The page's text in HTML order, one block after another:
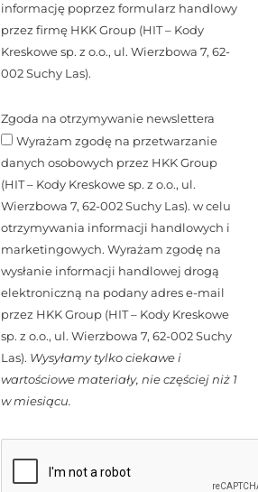
informację poprzez formularz handlowy
przez firmę HKK Group (HIT – Kody
Kreskowe sp. z o.o., ul. Wierzbowa 7, 62-
002 Suchy Las).
Zgoda na otrzymywanie newslettera
Wyrażam zgodę na przetwarzanie
danych osobowych przez HKK Group
(HIT – Kody Kreskowe sp. z o.o., ul.
Wierzbowa 7, 62-002 Suchy Las). w celu
otrzymywania informacji handlowych i
marketingowych. Wyrażam zgodę na
wysłanie informacji handlowej drogą
elektroniczną na podany adres e-mail
przez HKK Group (HIT – Kody Kreskowe
sp. z o.o., ul. Wierzbowa 7, 62-002 Suchy
Las). Wysyłamy tylko ciekawe i
wartościowe materiały, nie częściej niż 1
w miesiącu.